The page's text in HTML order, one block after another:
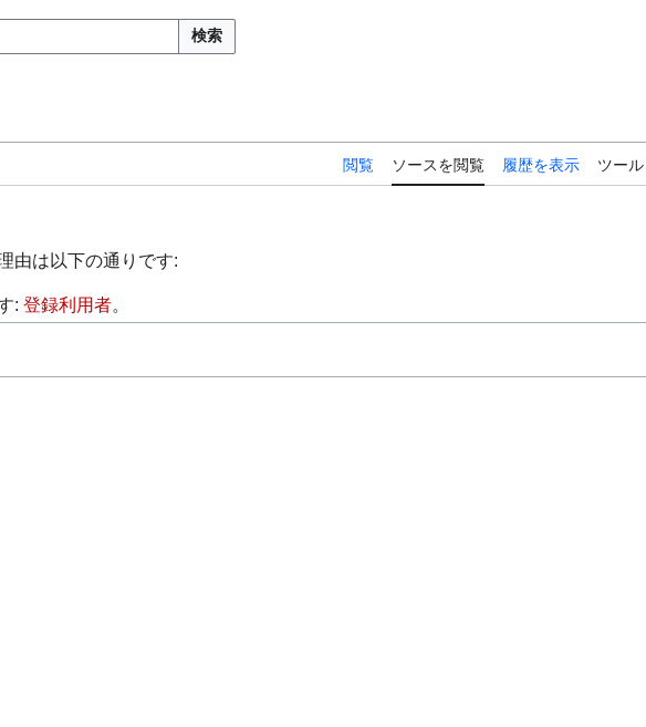
検索
閲覧 ソースを閲覧 履歴を表示 ツール
由は以下の通りです:
: 登録利用者。